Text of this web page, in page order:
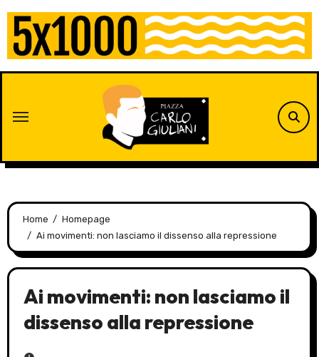
Skip
content
Home
Homepage
Ai movimenti: non lasciamo il dissenso alla repressione
Ai movimenti: non lasciamo il
dissenso alla repressione